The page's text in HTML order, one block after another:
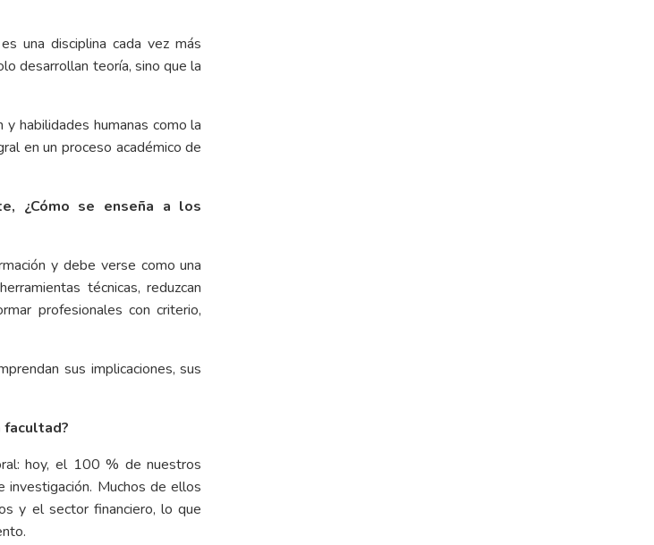
una disciplina cada vez más
desarrollan teoría, sino que la
habilidades humanas como la
en un proceso académico de
¿Cómo se enseña a los
y debe verse como una
técnicas, reduzcan
profesionales con criterio,
sus implicaciones, sus
facultad?
hoy, el 100 % de nuestros
Muchos de ellos
y el sector financiero, lo que